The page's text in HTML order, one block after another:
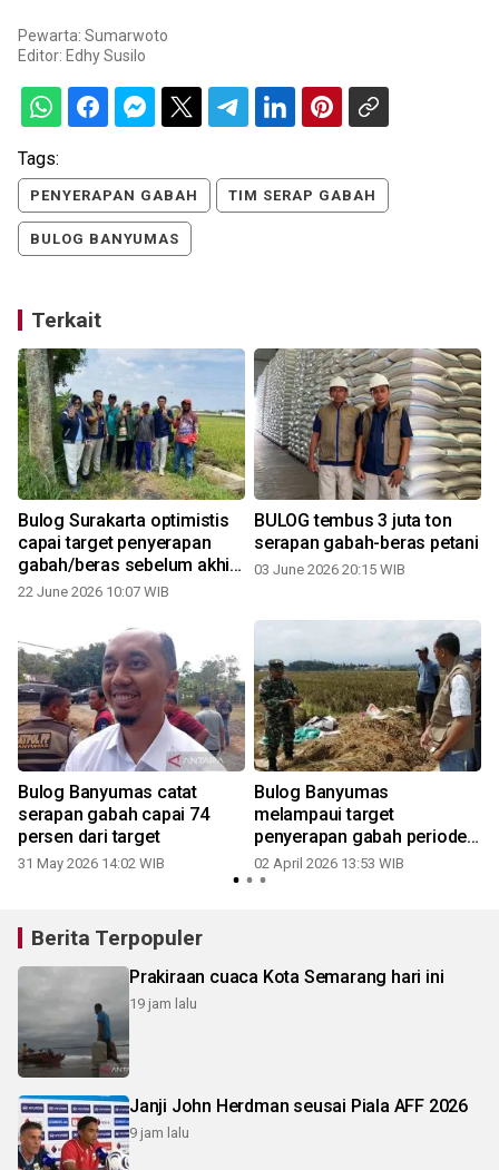
Pewarta: Sumarwoto
Editor: Edhy Susilo
Tags:
PENYERAPAN GABAH TIM SERAP GABAH
BULOG BANYUMAS
Terkait
Bulog Surakarta optimistis
capai target penyerapan
gabah/beras sebelum akhir
tahun
22 June 2026 10:07 WIB
BULOG tembus 3 juta ton
serapan gabah-beras petani
03 June 2026 20:15 WIB
Bulog Banyumas catat
serapan gabah capai 74
persen dari target
31 May 2026 14:02 WIB
Bulog Banyumas
melampaui target
penyerapan gabah periode
Januari-Maret
02 April 2026 13:53 WIB
Berita Terpopuler
Prakiraan cuaca Kota Semarang hari ini
19 jam lalu
Janji John Herdman seusai Piala AFF 2026
9 jam lalu